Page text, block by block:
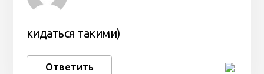
кидаться такими)
Ответить